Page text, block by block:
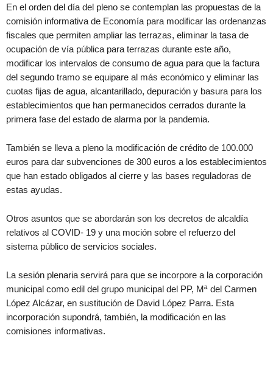
En el orden del día del pleno se contemplan las propuestas de la
comisión informativa de Economía para modificar las ordenanzas
fiscales que permiten ampliar las terrazas, eliminar la tasa de
ocupación de vía pública para terrazas durante este año,
modificar los intervalos de consumo de agua para que la factura
del segundo tramo se equipare al más económico y eliminar las
cuotas fijas de agua, alcantarillado, depuración y basura para los
establecimientos que han permanecidos cerrados durante la
primera fase del estado de alarma por la pandemia.
También se lleva a pleno la modificación de crédito de 100.000
euros para dar subvenciones de 300 euros a los establecimientos
que han estado obligados al cierre y las bases reguladoras de
estas ayudas.
Otros asuntos que se abordarán son los decretos de alcaldía
relativos al COVID- 19 y una moción sobre el refuerzo del
sistema público de servicios sociales.
La sesión plenaria servirá para que se incorpore a la corporación
municipal como edil del grupo municipal del PP, Mª del Carmen
López Alcázar, en sustitución de David López Parra. Esta
incorporación supondrá, también, la modificación en las
comisiones informativas.